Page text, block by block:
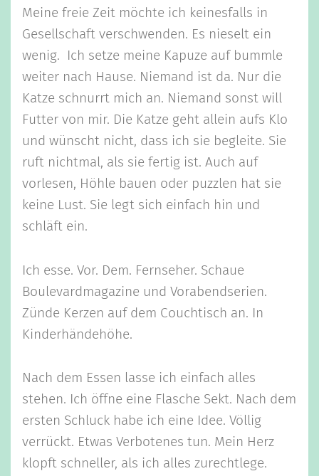
Meine freie Zeit möchte ich keinesfalls in
Gesellschaft verschwenden. Es nieselt ein
wenig. Ich setze meine Kapuze auf bummle
weiter nach Hause. Niemand ist da. Nur die
Katze schnurrt mich an. Niemand sonst will
Futter von mir. Die Katze geht allein aufs Klo
und wünscht nicht, dass ich sie begleite. Sie
ruft nichtmal, als sie fertig ist. Auch auf
vorlesen, Höhle bauen oder puzzlen hat sie
keine Lust. Sie legt sich einfach hin und
schläft ein.
Ich esse. Vor. Dem. Fernseher. Schaue
Boulevardmagazine und Vorabendserien.
Zünde Kerzen auf dem Couchtisch an. In
Kinderhändehöhe.
Nach dem Essen lasse ich einfach alles
stehen. Ich öffne eine Flasche Sekt. Nach dem
ersten Schluck habe ich eine Idee. Völlig
verrückt. Etwas Verbotenes tun. Mein Herz
klopft schneller, als ich alles zurechtlege.